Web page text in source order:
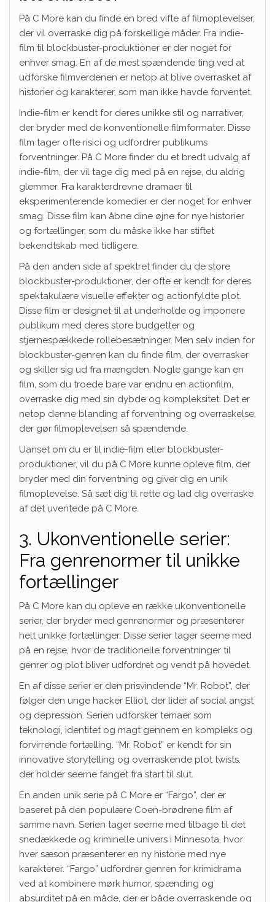
På C More kan du finde en bred vifte af filmoplevelser,
der vil overraske dig på forskellige måder. Fra indie-
film til blockbuster-produktioner er der noget for
enhver smag. En af de mest spændende ting ved at
udforske filmverdenen er netop at blive overrasket af
historier og karakterer, som man ikke havde forventet.
Indie-film er kendt for deres unikke stil og narrativer,
der bryder med de konventionelle filmformater. Disse
film tager ofte risici og udfordrer publikums
forventninger. På C More finder du et bredt udvalg af
indie-film, der vil tage dig med på en rejse, du aldrig
glemmer. Fra karakterdrevne dramaer til
eksperimenterende komedier er der noget for enhver
smag. Disse film kan åbne dine øjne for nye historier
og fortællinger, som du måske ikke har stiftet
bekendtskab med tidligere.
På den anden side af spektret finder du de store
blockbuster-produktioner, der ofte er kendt for deres
spektakulære visuelle effekter og actionfyldte plot.
Disse film er designet til at underholde og imponere
publikum med deres store budgetter og
stjernespækkede rollebesætninger. Men selv inden for
blockbuster-genren kan du finde film, der overrasker
og skiller sig ud fra mængden. Nogle gange kan en
film, som du troede bare var endnu en actionfilm,
overraske dig med sin dybde og kompleksitet. Det er
netop denne blanding af forventning og overraskelse,
der gør filmoplevelsen så spændende.
Uanset om du er til indie-film eller blockbuster-
produktioner, vil du på C More kunne opleve film, der
bryder med din forventning og giver dig en unik
filmoplevelse. Så sæt dig til rette og lad dig overraske
af det uventede på C More.
3. Ukonventionelle serier:
Fra genrenormer til unikke
fortællinger
På C More kan du opleve en række ukonventionelle
serier, der bryder med genrenormer og præsenterer
helt unikke fortællinger. Disse serier tager seerne med
på en rejse, hvor de traditionelle forventninger til
genrer og plot bliver udfordret og vendt på hovedet.
En af disse serier er den prisvindende “Mr. Robot”, der
følger den unge hacker Elliot, der lider af social angst
og depression. Serien udforsker temaer som
teknologi, identitet og magt gennem en kompleks og
forvirrende fortælling. “Mr. Robot” er kendt for sin
innovative storytelling og overraskende plot twists,
der holder seerne fanget fra start til slut.
En anden unik serie på C More er “Fargo”, der er
baseret på den populære Coen-brødrene film af
samme navn. Serien tager seerne med tilbage til det
snedækkede og kriminelle univers i Minnesota, hvor
hver sæson præsenterer en ny historie med nye
karakterer. “Fargo” udfordrer genren for krimidrama
ved at kombinere mørk humor, spænding og
absurditet på en måde, der er både overraskende og